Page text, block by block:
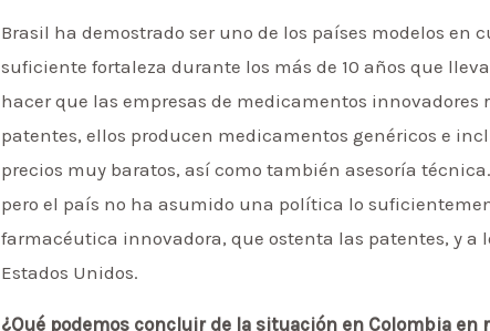
Brasil ha demostrado ser uno de los países modelos
suficiente fortaleza durante los más de 10 años que
hacer que las empresas de medicamentos
patentes, ellos producen medicamentos genéricos e
precios muy baratos, así como también asesoría
pero el país no ha asumido una política lo
farmacéutica innovadora, que ostenta las patentes, y a
Estados Unidos.
¿Qué podemos concluir de la situación en Colombia